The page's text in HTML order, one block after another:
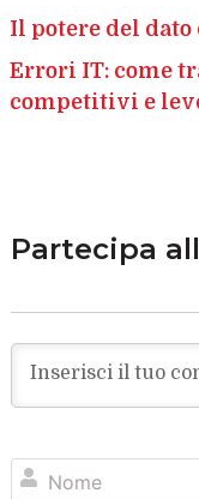
Il potere del dato
Errori IT: come
competitivi e
Partecipa